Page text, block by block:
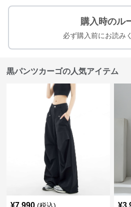
購入時のル
必ず購入前にお読み
黒パンツカーゴの人気アイテム